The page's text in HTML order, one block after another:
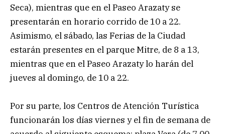
Seca), mientras que en el Paseo Arazaty se
presentarán en horario corrido de 10 a 22.
Asimismo, el sábado, las Ferias de la Ciudad
estarán presentes en el parque Mitre, de 8 a 13,
mientras que en el Paseo Arazaty lo harán del
jueves al domingo, de 10 a 22.
Por su parte, los Centros de Atención Turística
funcionarán los días viernes y el fin de semana de